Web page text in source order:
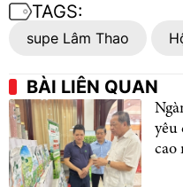
TAGS:
supe Lâm Thao
BÀI LIÊN QUAN
yêu
cao